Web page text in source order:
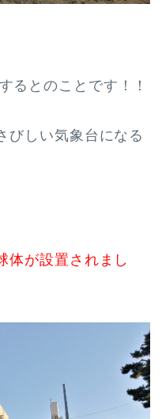
るとのことです！！
びしい気象台になる
が設置されまし